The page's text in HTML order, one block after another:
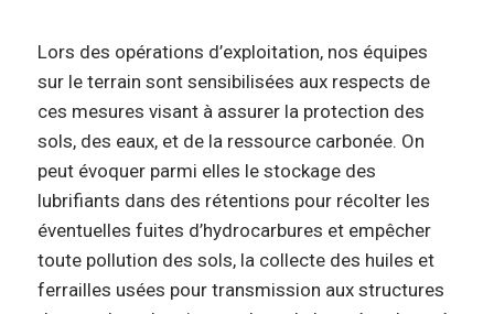
Lors des opérations d’exploitation, nos équipes
sur le terrain sont sensibilisées aux respects de
ces mesures visant à assurer la protection des
sols, des eaux, et de la ressource carbonée. On
peut évoquer parmi elles le stockage des
lubrifiants dans des rétentions pour récolter les
éventuelles fuites d’hydrocarbures et empêcher
toute pollution des sols, la collecte des huiles et
ferrailles usées pour transmission aux structures